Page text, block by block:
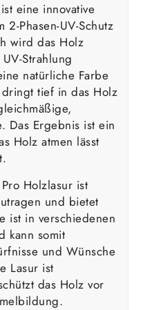
eine innovative
Phasen-UV-Schutz
wird das Holz
Strahlung
natürliche Farbe
tief in das Holz
Das Ergebnis ist ein
Holz atmen lässt
Holzlasur ist
und bietet
ist in verschiedenen
kann somit
und Wünsche
Lasur ist
das Holz vor